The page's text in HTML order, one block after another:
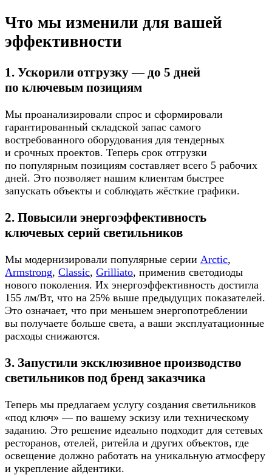
Что мы изменили для вашей
эффективности
1. Ускорили отгрузку — до 5 дней
по ключевым позициям
Мы проанализировали спрос и сформировали
гарантированный складской запас самого
востребованного оборудования для тендерных
и срочных проектов. Теперь срок отгрузки
по популярным позициям составляет всего 5 рабочих
дней. Это позволяет нашим клиентам быстрее
запускать объекты и соблюдать жёсткие графики.
2. Повысили энергоэффективность
ключевых серий светильников
Мы модернизировали популярные серии Arctic,
Armstrong, Classic, Grilliato, применив светодиоды
нового поколения. Их энергоэффективность достигла
155 лм/Вт, что на 25% выше предыдущих показателей.
Это означает, что при меньшем энергопотреблении
вы получаете больше света, а ваши эксплуатационные
расходы снижаются.
3. Запустили эксклюзивное производство
светильников под бренд заказчика
Теперь мы предлагаем услугу создания светильников
«под ключ» — по вашему эскизу или техническому
заданию. Это решение идеально подходит для сетевых
ресторанов, отелей, ритейла и других объектов, где
освещение должно работать на уникальную атмосферу
и укрепление айдентики.